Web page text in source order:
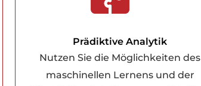
Prädiktive Analytik
Nutzen Sie die Möglichkeiten des
maschinellen Lernens und der